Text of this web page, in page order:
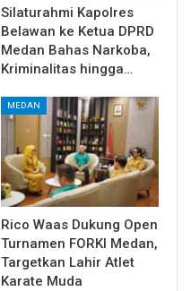
Silaturahmi Kapolres
Belawan ke Ketua DPRD
Medan Bahas Narkoba,
Kriminalitas hingga…
MEDAN
Rico Waas Dukung Open
Turnamen FORKI Medan,
Targetkan Lahir Atlet
Karate Muda